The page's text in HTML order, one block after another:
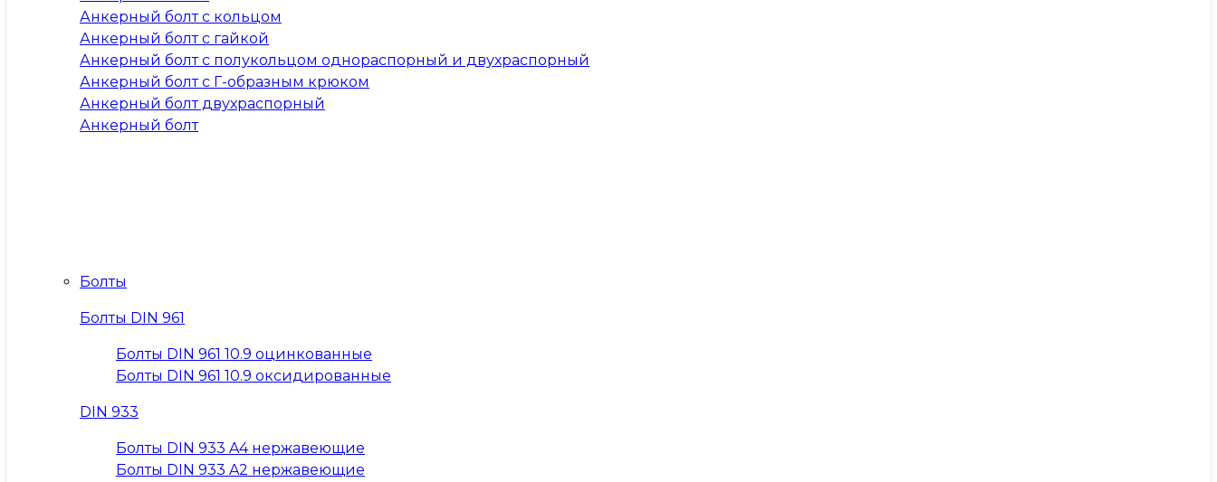
Анкерный болт с кольцом
Анкерный болт с гайкой
Анкерный болт с полукольцом однораспорный и двухраспорный
Анкерный болт с Г-образным крюком
Анкерный болт двухраспорный
Анкерный болт
Болты
Болты DIN 961
Болты DIN 961 10.9 оцинкованные
Болты DIN 961 10.9 оксидированные
DIN 933
Болты DIN 933 A4 нержавеющие
Болты DIN 933 A2 нержавеющие